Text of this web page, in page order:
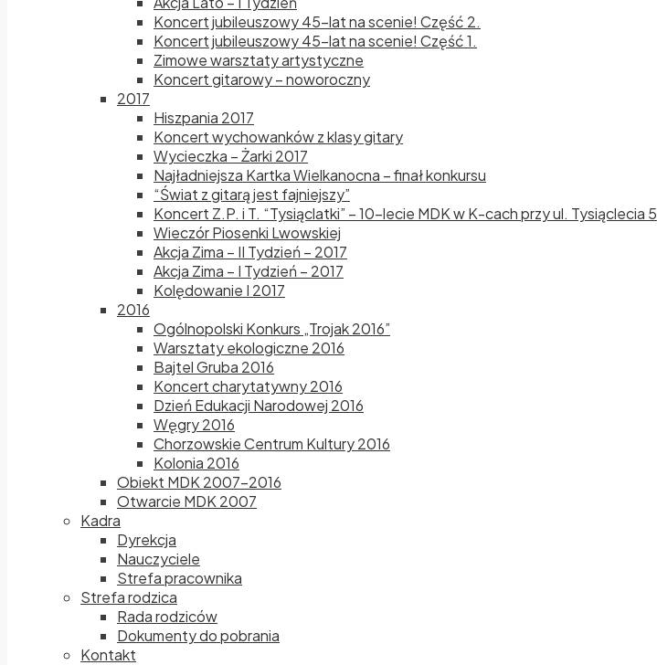
Koncert jubileuszowy 45-lat na scenie! Część 2.
Koncert jubileuszowy 45-lat na scenie! Część 1.
Zimowe warsztaty artystyczne
Koncert gitarowy – noworoczny
2017
Hiszpania 2017
Koncert wychowanków z klasy gitary
Wycieczka – Żarki 2017
Najładniejsza Kartka Wielkanocna – finał konkursu
“Świat z gitarą jest fajniejszy”
Koncert Z.P. i T. “Tysiąclatki” – 10-lecie MDK w K-cach przy ul. Tysiąclecia 5
Wieczór Piosenki Lwowskiej
Akcja Zima – II Tydzień – 2017
Akcja Zima – I Tydzień – 2017
Kolędowanie I 2017
2016
Ogólnopolski Konkurs „Trojak 2016”
Warsztaty ekologiczne 2016
Bajtel Gruba 2016
Koncert charytatywny 2016
Dzień Edukacji Narodowej 2016
Węgry 2016
Chorzowskie Centrum Kultury 2016
Kolonia 2016
Obiekt MDK 2007-2016
Otwarcie MDK 2007
Kadra
Dyrekcja
Nauczyciele
Strefa pracownika
Strefa rodzica
Rada rodziców
Dokumenty do pobrania
Kontakt